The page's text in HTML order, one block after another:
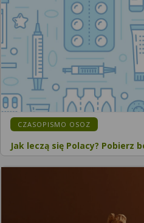
CZASOPISMO OSOZ
Jak leczą się Polacy? Pobierz